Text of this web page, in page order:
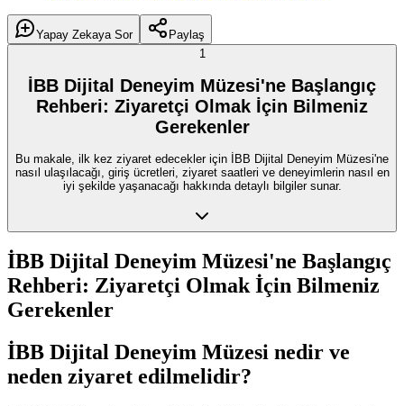
Yapay Zekaya Sor
Paylaş
1
İBB Dijital Deneyim Müzesi'ne Başlangıç
Rehberi: Ziyaretçi Olmak İçin Bilmeniz
Gerekenler
Bu makale, ilk kez ziyaret edecekler için İBB Dijital Deneyim Müzesi'ne
nasıl ulaşılacağı, giriş ücretleri, ziyaret saatleri ve deneyimlerin nasıl en
iyi şekilde yaşanacağı hakkında detaylı bilgiler sunar.
İBB Dijital Deneyim Müzesi'ne Başlangıç
Rehberi: Ziyaretçi Olmak İçin Bilmeniz
Gerekenler
İBB Dijital Deneyim Müzesi nedir ve
neden ziyaret edilmelidir?